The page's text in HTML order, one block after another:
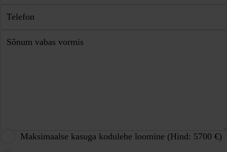
Telefon
Sõnum vabas vormis
Maksimaalse kasuga kodulehe loomine (Hind: 5700 €)